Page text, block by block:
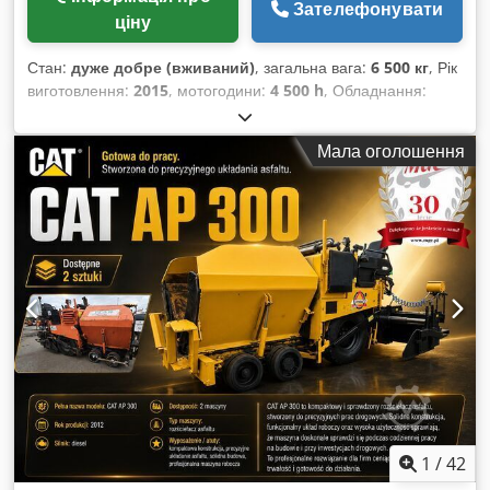
ціну
Зателефонувати
Стан: дуже добре (вживаний), загальна вага: 6 500 кг, Рік
виготовлення: 2015, мотогодини: 4 500 h, Обладнання:
, CAT 906 2015 рік Dsdpfxoztb R Ij Acqeck
4500 мотогодин Ковш та вила в комплекті.
Мала оголошення
1 /42